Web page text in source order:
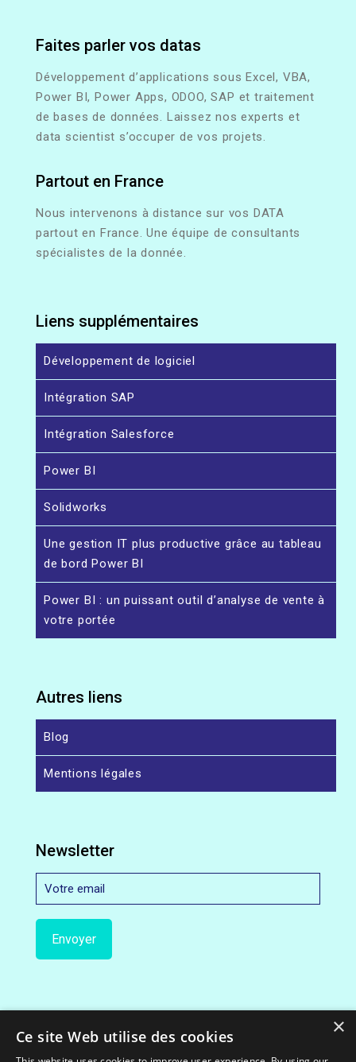
Faites parler vos datas
Développement d’applications sous Excel, VBA,
Power BI, Power Apps, ODOO, SAP et traitement
de bases de données. Laissez nos experts et
data scientist s’occuper de vos projets.
Partout en France
Nous intervenons à distance sur vos DATA
partout en France. Une équipe de consultants
spécialistes de la donnée.
Liens supplémentaires
Développement de logiciel
Intégration SAP
Intégration Salesforce
Power BI
Solidworks
Une gestion IT plus productive grâce au tableau
de bord Power BI
Power BI : un puissant outil d’analyse de vente à
votre portée
Autres liens
Blog
Mentions légales
Newsletter
×
Ce site Web utilise des cookies